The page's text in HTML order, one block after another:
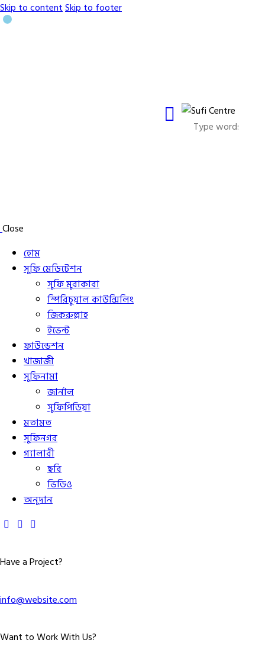
Skip to contentSkip to footer
Close
হোম
সুফি মেডিটেশন
সুফি মুরাকাবা
স্পিরিচুয়াল কাউন্সিলিং
জিকরুল্লাহ
ইভেন্ট
ফাউন্ডেশন
খাজাজী
সুফিনামা
জার্নাল
সুফিপিডিয়া
মতামত
সুফিনগর
গ্যালারী
ছবি
ভিডিও
অনুদান
Have a Project?
info@website.com
Want to Work With Us?